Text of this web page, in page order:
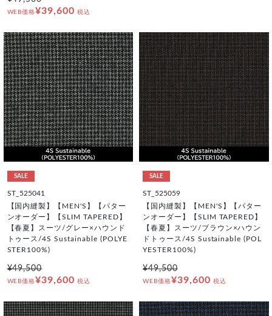
WEB価格¥39,600 税込
SALE
ST_525041
【国内縫製】【MEN'S】【パター
ンオーダー】【SLIM TAPERED】
【春夏】スーツ/グレー×ハウンド
トゥース/4S Sustainable (POLYE
STER100%)
¥49,500
WEB価格¥39,600 税込
SALE
ST_525059
【国内縫製】【MEN'S】【パター
ンオーダー】【SLIM TAPERED】
【春夏】スーツ/ブラウン×ハウン
ドトゥース/4S Sustainable (POL
YESTER100%)
¥49,500
WEB価格¥39,600 税込